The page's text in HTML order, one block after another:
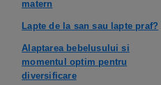
matern
Lapte de la san sau lapte praf?
Alaptarea bebelusului si
momentul optim pentru
diversificare